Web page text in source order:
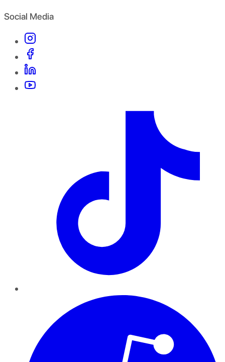
Social Media